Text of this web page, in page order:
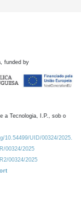
funded by
a Tecnologia, I.P., sob o
10.54499/UID/00324/2025.
00324/2025
00324/2025